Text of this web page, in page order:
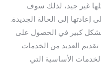
غير جيد، لذلك سوف
إلى الحالة الجديدة.
كبير في الحصول على
العديد من الخدمات
الأساسية التي